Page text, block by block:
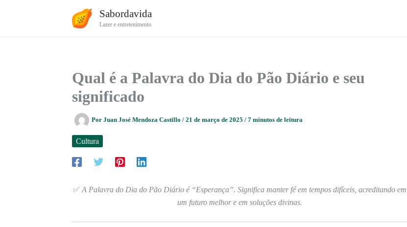
Sabordavida
Lazer e entretenimento
Qual é a Palavra do Dia do Pão Diário e seu
significado
Por Juan José Mendoza Castillo / 21 de março de 2025 / 7 minutos de leitura
Cultura
✅ A Palavra do Dia do Pão Diário é “Esperança”. Significa manter fé em tempos difíceis, acreditando em
um futuro melhor e em soluções divinas.